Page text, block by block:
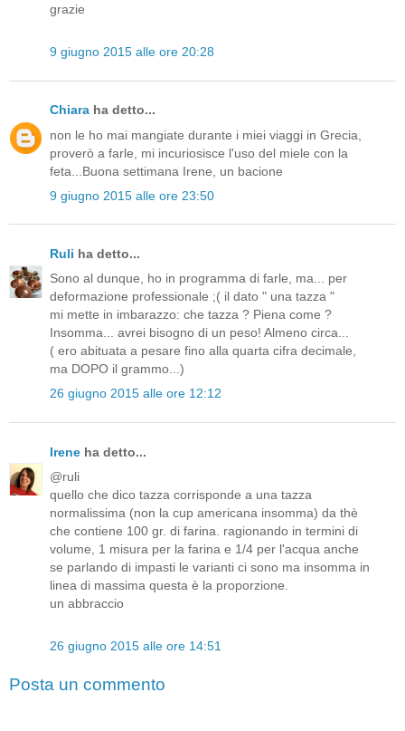
grazie
9 giugno 2015 alle ore 20:28
Chiara ha detto...
non le ho mai mangiate durante i miei viaggi in Grecia,
proverò a farle, mi incuriosisce l'uso del miele con la
feta...Buona settimana Irene, un bacione
9 giugno 2015 alle ore 23:50
Ruli ha detto...
Sono al dunque, ho in programma di farle, ma... per
deformazione professionale ;( il dato " una tazza "
mi mette in imbarazzo: che tazza ? Piena come ?
Insomma... avrei bisogno di un peso! Almeno circa...
( ero abituata a pesare fino alla quarta cifra decimale,
ma DOPO il grammo...)
26 giugno 2015 alle ore 12:12
Irene ha detto...
@ruli
quello che dico tazza corrisponde a una tazza
normalissima (non la cup americana insomma) da thè
che contiene 100 gr. di farina. ragionando in termini di
volume, 1 misura per la farina e 1/4 per l'acqua anche
se parlando di impasti le varianti ci sono ma insomma in
linea di massima questa è la proporzione.
un abbraccio
26 giugno 2015 alle ore 14:51
Posta un commento